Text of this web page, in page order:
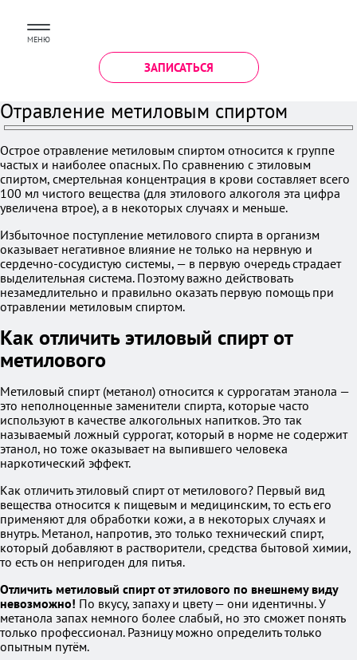
МЕНЮ
ЗАПИСАТЬСЯ
Отравление метиловым спиртом
Острое отравление метиловым спиртом относится к группе
частых и наиболее опасных. По сравнению с этиловым
спиртом, смертельная концентрация в крови составляет всего
100 мл чистого вещества (для этилового алкоголя эта цифра
увеличена втрое), а в некоторых случаях и меньше.
Избыточное поступление метилового спирта в организм
оказывает негативное влияние не только на нервную и
сердечно-сосудистую системы, — в первую очередь страдает
выделительная система. Поэтому важно действовать
незамедлительно и правильно оказать первую помощь при
отравлении метиловым спиртом.
Как отличить этиловый спирт от
метилового
Метиловый спирт (метанол) относится к суррогатам этанола —
это неполноценные заменители спирта, которые часто
используют в качестве алкогольных напитков. Это так
называемый ложный суррогат, который в норме не содержит
этанол, но тоже оказывает на выпившего человека
наркотический эффект.
Как отличить этиловый спирт от метилового? Первый вид
вещества относится к пищевым и медицинским, то есть его
применяют для обработки кожи, а в некоторых случаях и
внутрь. Метанол, напротив, это только технический спирт,
который добавляют в растворители, средства бытовой химии,
то есть он непригоден для питья.
Отличить метиловый спирт от этилового по внешнему виду
невозможно! По вкусу, запаху и цвету — они идентичны. У
метанола запах немного более слабый, но это сможет понять
только профессионал. Разницу можно определить только
опытным путём.